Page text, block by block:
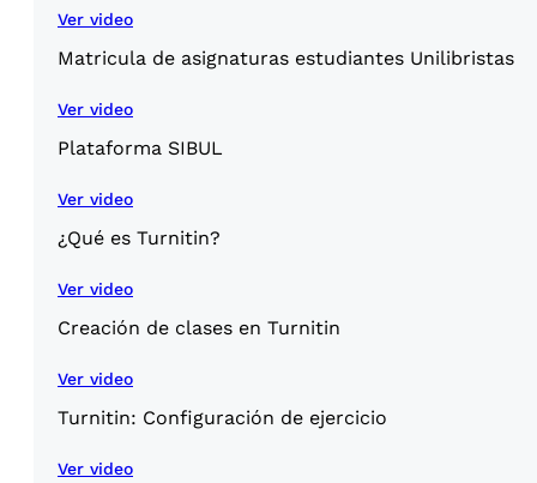
Ver video
Matricula de asignaturas estudiantes Unilibristas
Ver video
Plataforma SIBUL
Ver video
¿Qué es Turnitin?
Ver video
Creación de clases en Turnitin
Ver video
Turnitin: Configuración de ejercicio
Ver video